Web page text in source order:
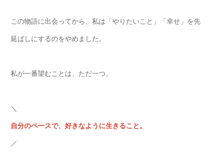
この物語に出会ってから、私は「やりたいこと」「幸せ」を先
延ばしにするのをやめました。
私が一番望むことは、ただ一つ。
＼
自分のペースで、好きなように生きること。
／